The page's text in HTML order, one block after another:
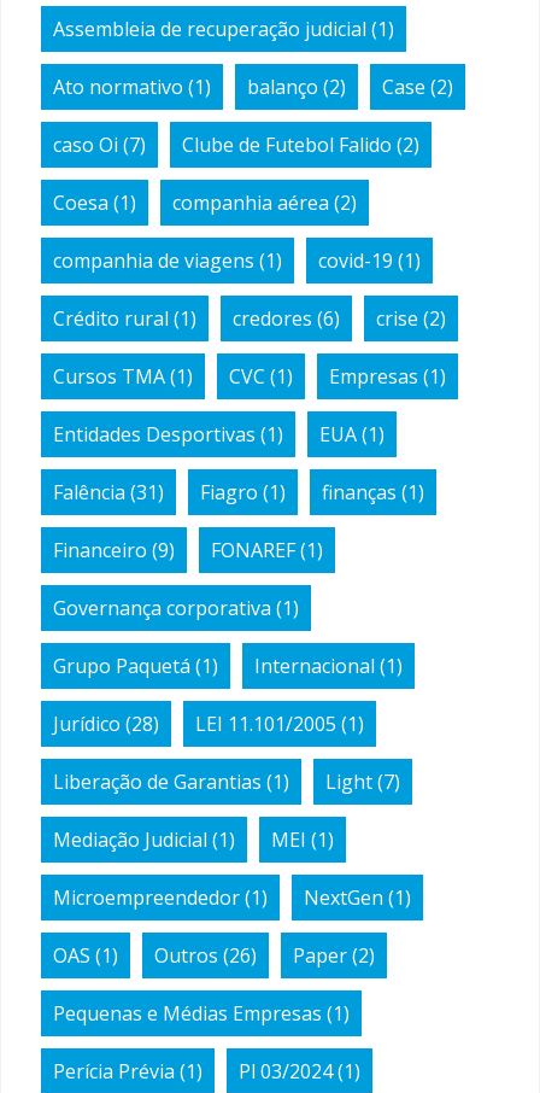
Assembleia de recuperação judicial (1)
Ato normativo (1) balanço (2) Case (2)
caso Oi (7) Clube de Futebol Falido (2)
Coesa (1) companhia aérea (2)
companhia de viagens (1) covid-19 (1)
Crédito rural (1) credores (6) crise (2)
Cursos TMA(1) CVC (1) Empresas (1)
Entidades Desportivas (1) EUA(1)
Falência (31) Fiagro (1) finanças (1)
Financeiro (9) FONAREF(1)
Governança corporativa (1)
Grupo Paquetá (1) Internacional (1)
Jurídico (28) LEI 11.101/2005 (1)
Liberação de Garantias (1) Light(7)
Mediação Judicial (1) MEI (1)
Microempreendedor(1) NextGen (1)
OAS (1) Outros (26) Paper(2)
Pequenas e Médias Empresas (1)
Perícia Prévia (1) Pl 03/2024(1)